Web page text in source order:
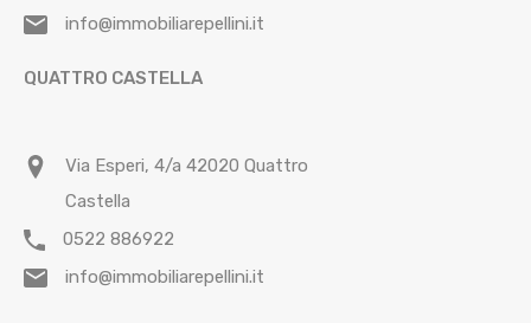
info@immobiliarepellini.it
QUATTRO CASTELLA
Via Esperi, 4/a 42020 Quattro
Castella
0522 886922
info@immobiliarepellini.it